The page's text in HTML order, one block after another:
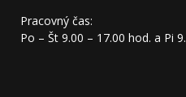
Pracovný čas:
Po – Št 9.00 – 17.00 hod. a Pi